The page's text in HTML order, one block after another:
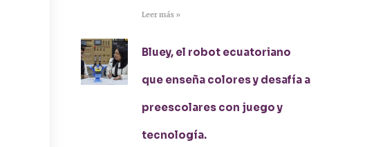
Leer más »
Bluey, el robot ecuatoriano
que enseña colores y desafía a
preescolares con juego y
tecnología.